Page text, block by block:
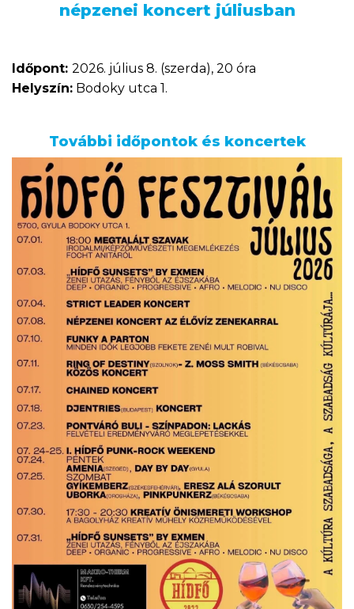
népzenei koncert júliusban
Időpont: 2026. július 8. (szerda), 20 óra
Helyszín: Bodoky utca 1.
További időpontok és koncertek